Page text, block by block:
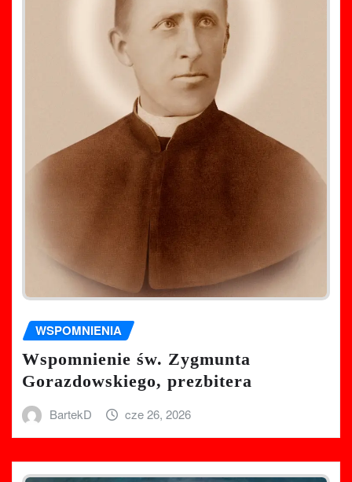
WSPOMNIENIA
Wspomnienie św. Zygmunta
Gorazdowskiego, prezbitera
BartekD cze 26, 2026